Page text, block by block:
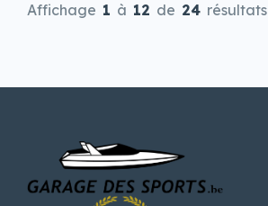
Affichage 1 à 12 de 24 résultats